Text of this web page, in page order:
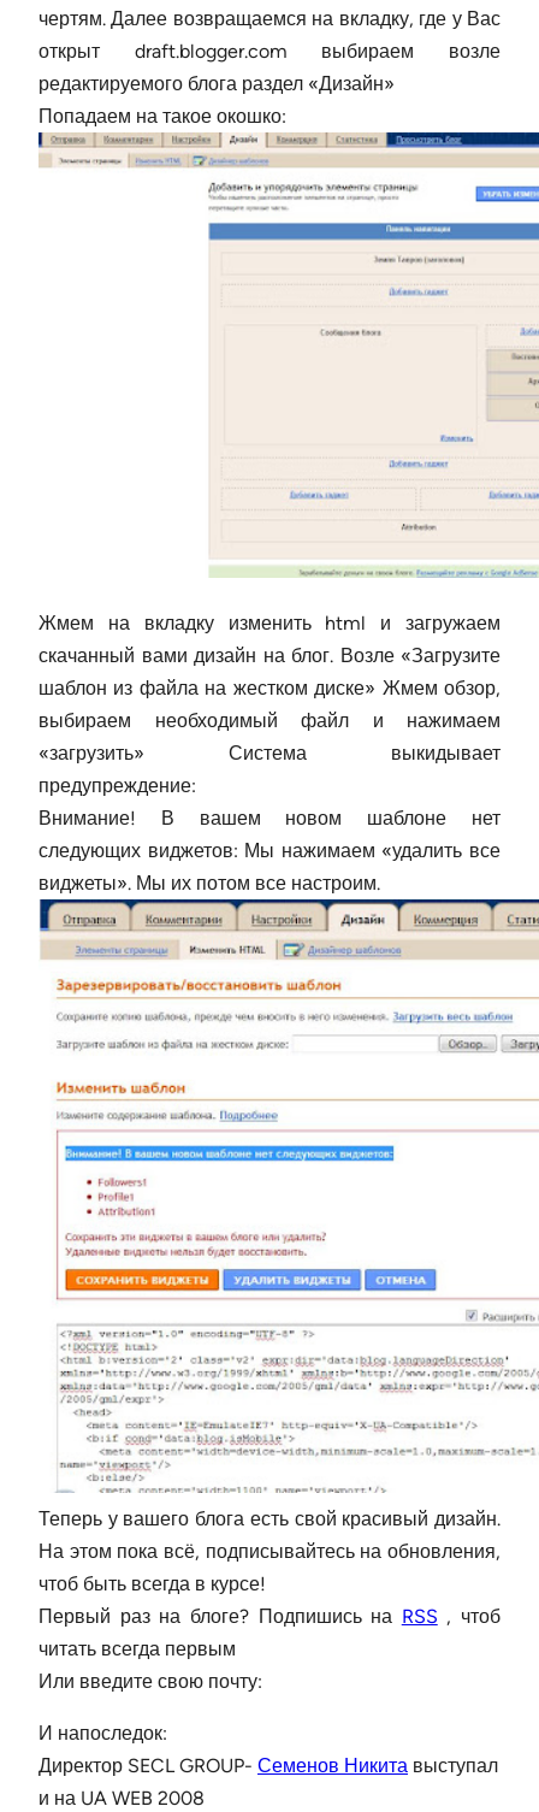
чертям. Далее возвращаемся на вкладку, где у Вас
открыт draft.blogger.com выбираем возле
редактируемого блога раздел «Дизайн»
Попадаем на такое окошко:
Жмем на вкладку изменить html и загружаем
скачанный вами дизайн на блог. Возле «Загрузите
шаблон из файла на жестком диске» Жмем обзор,
выбираем необходимый файл и нажимаем
«загрузить» Система выкидывает
предупреждение:
Внимание! В вашем новом шаблоне нет
следующих виджетов: Мы нажимаем «удалить все
виджеты». Мы их потом все настроим.
Теперь у вашего блога есть свой красивый дизайн.
На этом пока всё, подписывайтесь на обновления,
чтоб быть всегда в курсе!
Первый раз на блоге? Подпишись на RSS , чтоб
читать всегда первым
Или введите свою почту:
И напоследок:
Директор SECL GROUP- Семенов Никита выступал
и на UA WEB 2008